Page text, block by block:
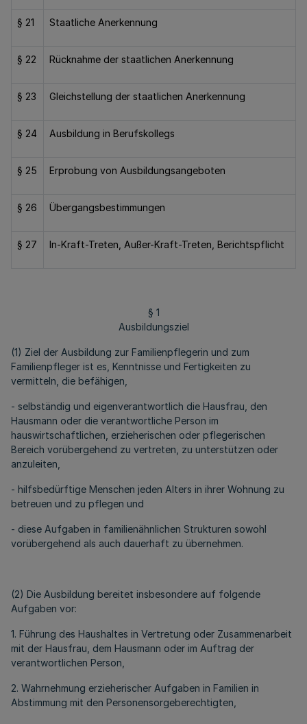
§ 21 Staatliche Anerkennung
§ 22 Rücknahme der staatlichen Anerkennung
§ 23 Gleichstellung der staatlichen Anerkennung
§ 24 Ausbildung in Berufskollegs
§ 25 Erprobung von Ausbildungsangeboten
§ 26 Übergangsbestimmungen
§ 27 In-Kraft-Treten, Außer-Kraft-Treten, Berichtspflicht
§ 1
Ausbildungsziel
(1) Ziel der Ausbildung zur Familienpflegerin und zum
Familienpfleger ist es, Kenntnisse und Fertigkeiten zu
vermitteln, die befähigen,
- selbständig und eigenverantwortlich die Hausfrau, den
Hausmann oder die verantwortliche Person im
hauswirtschaftlichen, erzieherischen oder pflegerischen
Bereich vorübergehend zu vertreten, zu unterstützen oder
anzuleiten,
- hilfsbedürftige Menschen jeden Alters in ihrer Wohnung zu
betreuen und zu pflegen und
- diese Aufgaben in familienähnlichen Strukturen sowohl
vorübergehend als auch dauerhaft zu übernehmen.
(2) Die Ausbildung bereitet insbesondere auf folgende
Aufgaben vor:
1. Führung des Haushaltes in Vertretung oder Zusammenarbeit
mit der Hausfrau, dem Hausmann oder im Auftrag der
verantwortlichen Person,
2. Wahrnehmung erzieherischer Aufgaben in Familien in
Abstimmung mit den Personensorgeberechtigten,